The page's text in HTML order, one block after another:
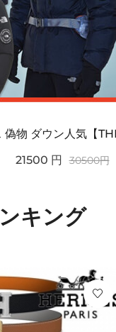
21500 円 30500円
キング